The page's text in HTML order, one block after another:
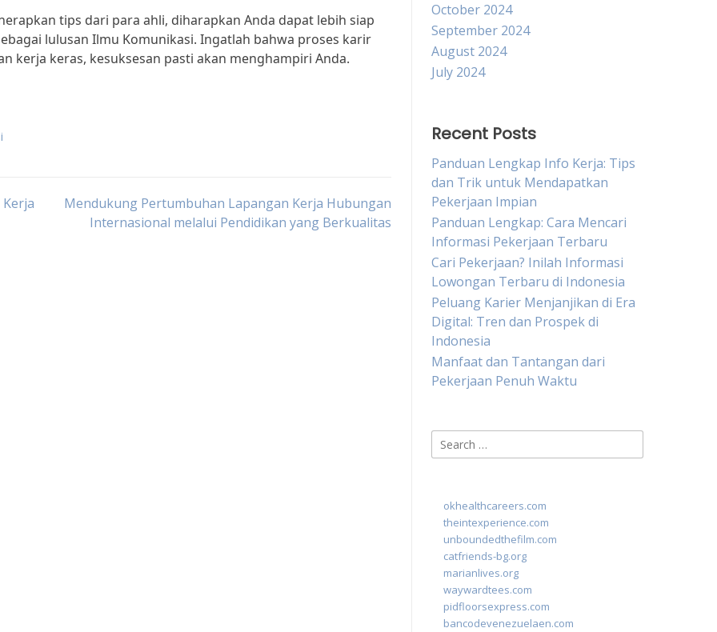
tips dari para ahli, diharapkan Anda dapat lebih siap
lulusan Ilmu Komunikasi. Ingatlah bahwa proses karir
kerja keras, kesuksesan pasti akan menghampiri Anda.
Mendukung Pertumbuhan Lapangan Kerja Hubungan
Internasional melalui Pendidikan yang Berkualitas
October 2024
September 2024
August 2024
July 2024
Recent Posts
Panduan Lengkap Info Kerja: Tips
dan Trik untuk Mendapatkan
Pekerjaan Impian
Panduan Lengkap: Cara Mencari
Informasi Pekerjaan Terbaru
Cari Pekerjaan? Inilah Informasi
Lowongan Terbaru di Indonesia
Peluang Karier Menjanjikan di Era
Digital: Tren dan Prospek di
Indonesia
Manfaat dan Tantangan dari
Pekerjaan Penuh Waktu
Search
for:
okhealthcareers.com
theintexperience.com
unboundedthefilm.com
catfriends-bg.org
marianlives.org
waywardtees.com
pidfloorsexpress.com
bancodevenezuelaen.com